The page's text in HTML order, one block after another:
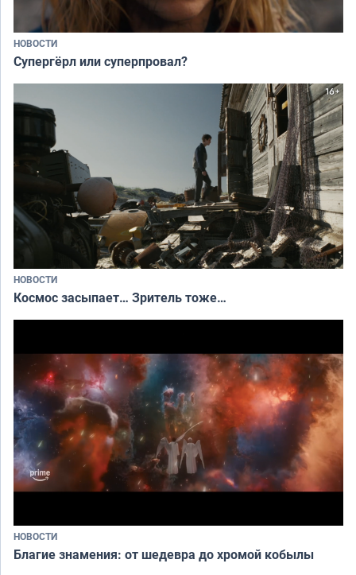
НОВОСТИ
Супергёрл или суперпровал?
НОВОСТИ
Космос засыпает… Зритель тоже…
НОВОСТИ
Благие знамения: от шедевра до хромой кобылы